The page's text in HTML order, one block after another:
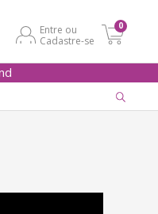
Entre ou
Cadastre-se
0